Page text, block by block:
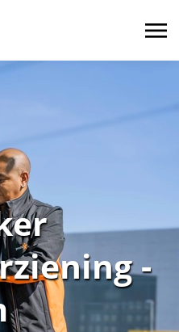
-